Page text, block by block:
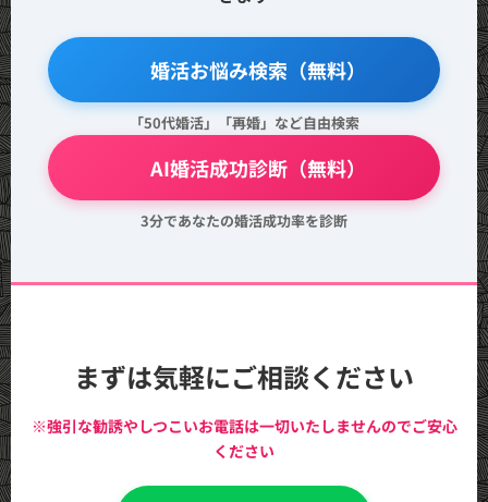
🔍 婚活お悩み検索（無料）
「50代婚活」「再婚」など自由検索
💖 AI婚活成功診断（無料）
3分であなたの婚活成功率を診断
まずは気軽にご相談ください
※強引な勧誘やしつこいお電話は一切いたしませんのでご安心
ください